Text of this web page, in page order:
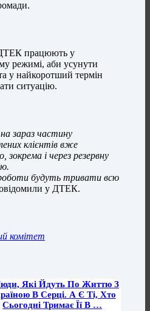
працюють у
режимі, аби усунути
у найкоротший термін
ситуацію.
зараз частину
клієнтів вже
зокрема і через резервну
будуть тривати всю
у ДТЕК.
комітет
Які Йдуть По Життю З
В Серці. А Є Ті, Хто
Сьогодні Тримає Її В …